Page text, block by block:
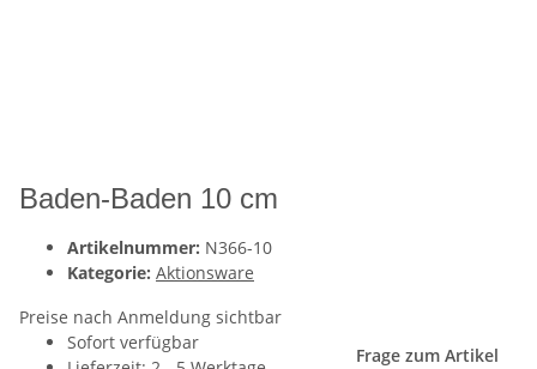
Baden-Baden 10 cm
Artikelnummer: N366-10
Kategorie: Aktionsware
Preise nach Anmeldung sichtbar
Sofort verfügbar
Frage zum Artikel